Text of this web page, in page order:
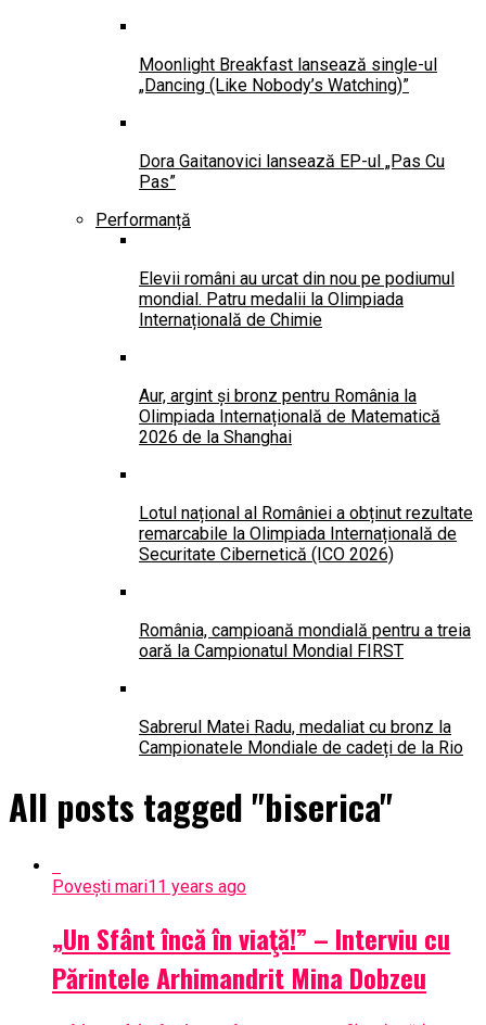
Moonlight Breakfast lansează single-ul
„Dancing (Like Nobody’s Watching)”
Dora Gaitanovici lansează EP-ul „Pas Cu
Pas”
Performanță
Elevii români au urcat din nou pe podiumul
mondial. Patru medalii la Olimpiada
Internațională de Chimie
Aur, argint și bronz pentru România la
Olimpiada Internațională de Matematică
2026 de la Shanghai
Lotul național al României a obținut rezultate
remarcabile la Olimpiada Internațională de
Securitate Cibernetică (ICO 2026)
România, campioană mondială pentru a treia
oară la Campionatul Mondial FIRST
Sabrerul Matei Radu, medaliat cu bronz la
Campionatele Mondiale de cadeți de la Rio
All posts tagged "biserica"
Povești mari11 years ago
„Un Sfânt încă în viaţă!” – Interviu cu
Părintele Arhimandrit Mina Dobzeu